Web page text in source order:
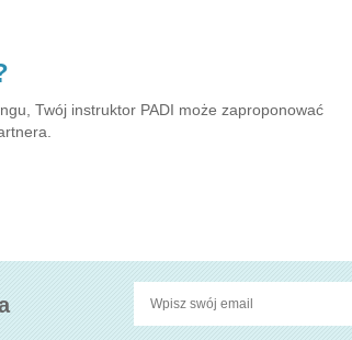
Twój instruktor PADI może zaproponować